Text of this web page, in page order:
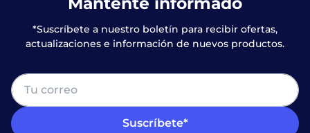
*Suscríbete a nuestro boletín para recibir ofertas,
actualizaciones e información de nuevos productos.
Suscríbete*